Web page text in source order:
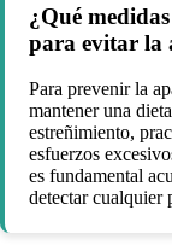
¿Qué
para evitar la
Para prevenir la
mantener una
estreñimiento,
esfuerzos
es fundamental
detectar cualquier